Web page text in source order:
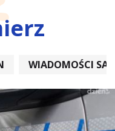
WIADOMOŚCI